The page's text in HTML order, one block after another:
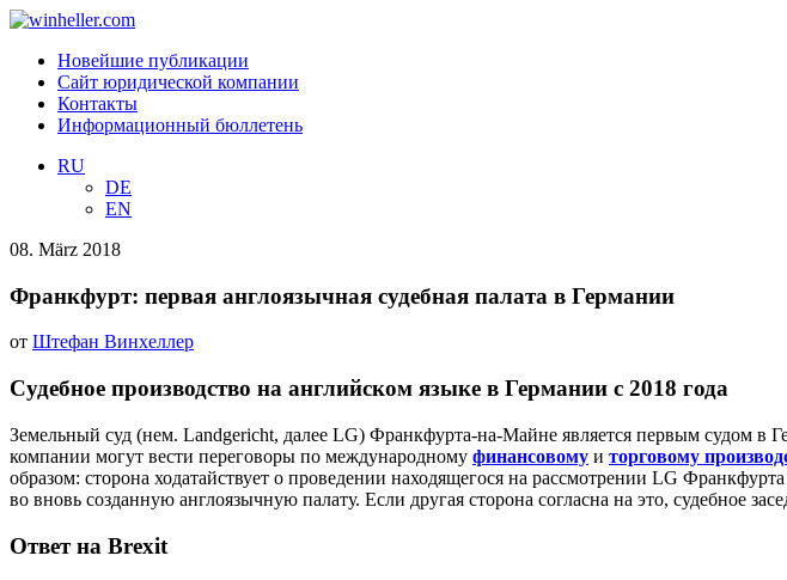
Новейшие публикации
Сайт юридической компании
Контакты
Информационный бюллетень
RU
DE
EN
08. März 2018
Франкфурт: первая англоязычная судебная палата в Германии
от Штефан Винхеллер
Судебное производство на английском языке в Германии с 2018 года
Земельный суд (нем. Landgericht, далее LG) Франкфурта-на-Майне является первым судом в
компании могут вести переговоры по международному финансовому и торговому
образом: сторона ходатайствует о проведении находящегося на рассмотрении LG
во вновь созданную англоязычную палату. Если другая сторона согласна на это, судебное
Ответ на Brexit